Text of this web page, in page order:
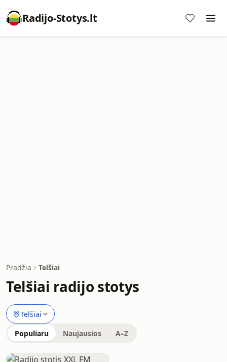
Radijo-Stotys.lt
Pradžia Telšiai
Telšiai radijo stotys
Telšiai
Populiaru Naujausios A–Z